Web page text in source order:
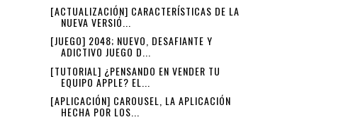
[ACTUALIZACIÓN] CARACTERÍSTICAS DE LA
NUEVA VERSIÓ...
[JUEGO] 2048; NUEVO, DESAFIANTE Y
ADICTIVO JUEGO D...
[TUTORIAL] ¿PENSANDO EN VENDER TU
EQUIPO APPLE? EL...
[APLICACIÓN] CAROUSEL, LA APLICACIÓN
HECHA POR LOS...